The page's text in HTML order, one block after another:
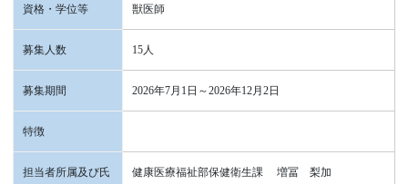
資格・学位等 獣医師
募集人数 15人
募集期間 2026年7月1日～2026年12月2日
特徴
担当者所属及び氏
健康医療福祉部保健衛生課 増冨 梨加